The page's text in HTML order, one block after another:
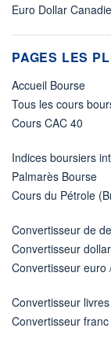
Euro Dollar
PAGES LES
Accueil Bourse
Tous les cours
Cours CAC 40
Indices boursiers
Palmarès Bourse
Cours du Pétrole
Convertisseur de
Convertisseur
Convertisseur euro
Convertisseur
Convertisseur